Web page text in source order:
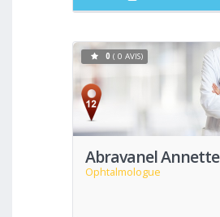
Abravanel Annette
Ophtalmologue
0 ( 0 AVIS)